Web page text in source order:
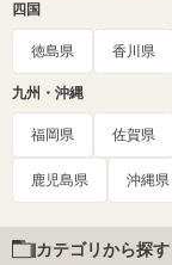
四国
徳島県 香川県
九州・沖縄
福岡県 佐賀県
鹿児島県 沖縄県
カテゴリから探す